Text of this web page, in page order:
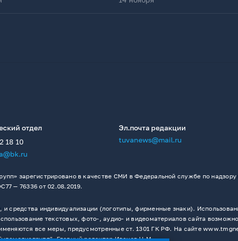
отдел
18 10
Эл.почта редакции
tuvanews@mail.ru
зарегистрировано в качестве СМИ в Федеральной службе по
— 76336 от 02.08.2019.
индивидуализации (логотипы, фирменные знаки).
текстовых, фото-, аудио- и видеоматериалов сайта
все меры, предусмотренные ст. 1301 ГК РФ. На сайте
Главный редактор Иванов Н.М.